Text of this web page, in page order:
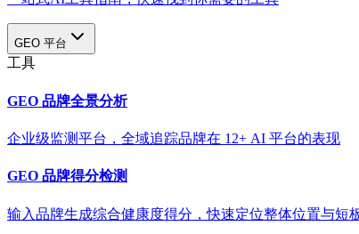
GEO 平台
工具
GEO 品牌全景分析
企业级监测平台，全域追踪品牌在 12+ AI 平台的表现
GEO 品牌得分检测
输入品牌生成综合健康度得分，快速定位整体位置与短